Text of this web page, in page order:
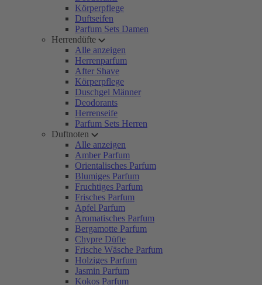
Körperpflege
Duftseifen
Parfum Sets Damen
Herrendüfte
Alle anzeigen
Herrenparfum
After Shave
Körperpflege
Duschgel Männer
Deodorants
Herrenseife
Parfum Sets Herren
Duftnoten
Alle anzeigen
Amber Parfum
Orientalisches Parfum
Blumiges Parfum
Fruchtiges Parfum
Frisches Parfum
Apfel Parfum
Aromatisches Parfum
Bergamotte Parfum
Chypre Düfte
Frische Wäsche Parfum
Holziges Parfum
Jasmin Parfum
Kokos Parfum